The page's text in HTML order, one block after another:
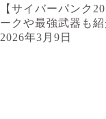
【サイバーパンク
ークや最強武器も紹
2026年3月9日